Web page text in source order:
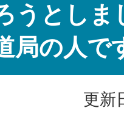
うとしま
局の人で
更新